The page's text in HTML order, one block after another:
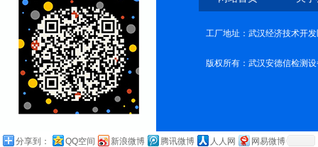
工厂地址：武汉经济技术开
版权所有：武汉安德信检测
分享到： QQ空间 新浪微博 腾讯微博 人人网 网易微博